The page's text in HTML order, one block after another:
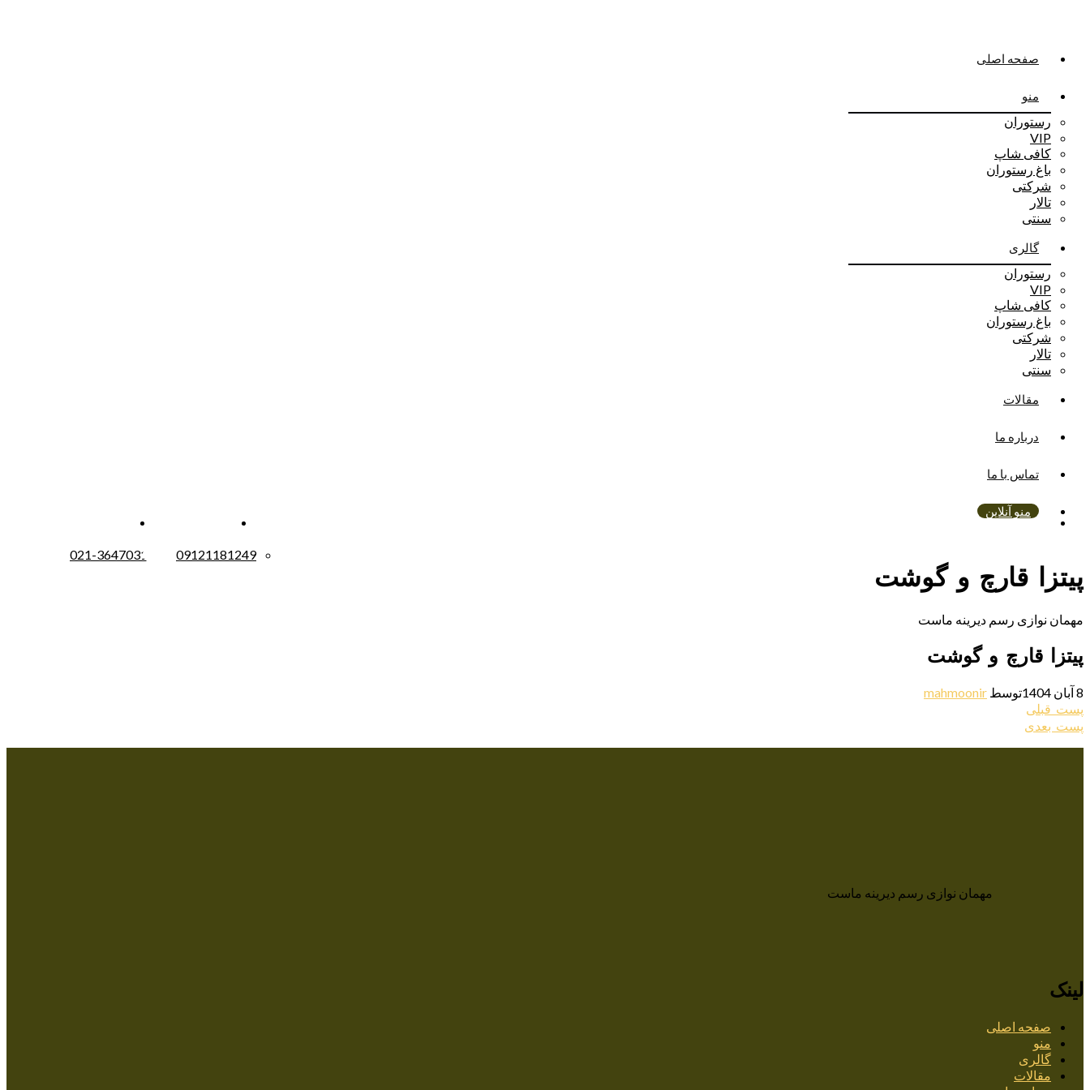
صفحه اصلی
منو
رستوران
VIP
کافی شاپ
باغ رستوران
شرکتی
تالار
سنتی
گالری
رستوران
VIP
کافی شاپ
باغ رستوران
شرکتی
تالار
سنتی
مقالات
درباره ما
تماس با ما
021-36470310 09121181249
منو آنلاین
پیتزا قارچ و گوشت
مهمان نوازی رسم دیرینه ماست
پیتزا قارچ و گوشت
8 آبان 1404 توسط mahmoonir
راهبری
نوشته
پست قبلی
پست بعدی
مهمان نوازی رسم دیرینه ماست
لینک
صفحه اصلی
منو
گالری
مقالات